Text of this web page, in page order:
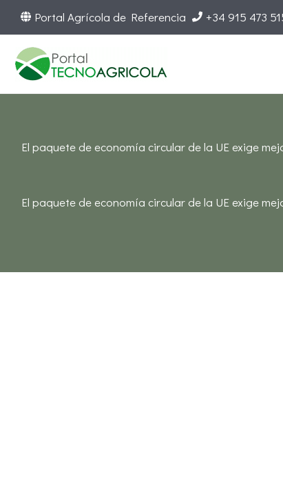
contenido
Portal Agrícola de Referencia +34 915 473
El paquete de economía circular de la UE exige
El paquete de economía circular de la UE exige